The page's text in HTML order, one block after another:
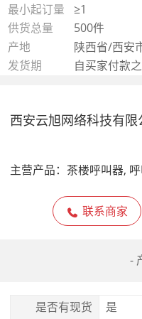
最小起订量
≥1
供货总量
500件
产地
陕西省/西安
发货期
自买家付款
西安云旭网络科技有限
主营产品： 茶楼呼叫器,
联系商家
-
是否有现货
是